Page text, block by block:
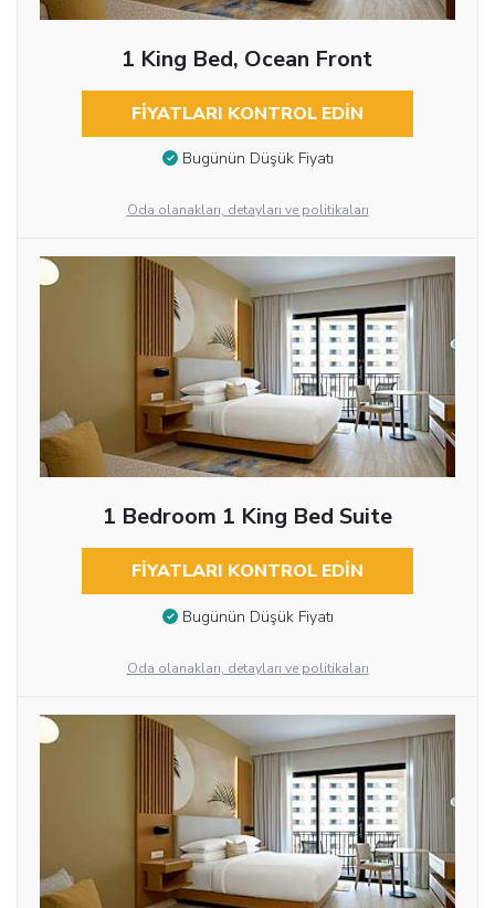
1 King Bed, Ocean Front
FIYATLARI KONTROL EDIN
Bugünün Düşük Fiyatı
Oda olanakları, detayları ve politikaları
1 Bedroom 1 King Bed Suite
FIYATLARI KONTROL EDIN
Bugünün Düşük Fiyatı
Oda olanakları, detayları ve politikaları